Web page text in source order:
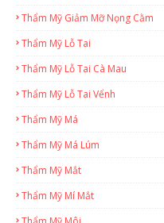
Thẩm Mỹ Giảm Mỡ Nọng Cằm
Thẩm Mỹ Lỗ Tai
Thẩm Mỹ Lỗ Tai Cà Mau
Thẩm Mỹ Lỗ Tai Vểnh
Thẩm Mỹ Má
Thẩm Mỹ Má Lúm
Thẩm Mỹ Mắt
Thẩm Mỹ Mí Mắt